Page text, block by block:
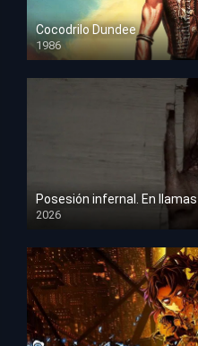
Cocodrilo Dundee
1986
HD 1080p
Posesión infernal. En llamas
2026
HD 1080p